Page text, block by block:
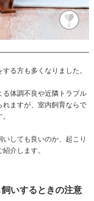
0
る方も多くなりました。
体調不良や近隣トラブル
れますが、室内飼育ならで
しても良いのか、起こり
介します。
いするときの注意